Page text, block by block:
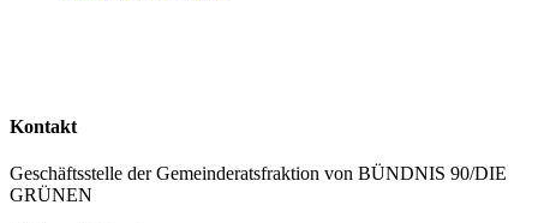
Kontakt
Geschäftsstelle der Gemeinderatsfraktion von BÜNDNIS 90/DIE
GRÜNEN